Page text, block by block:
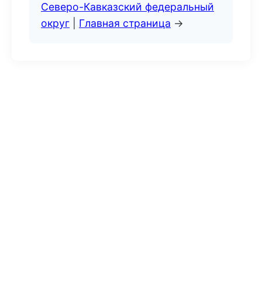
Северо-Кавказский федеральный
округ
Главная страница →